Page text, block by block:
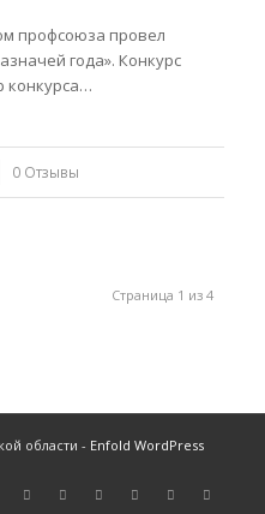
профсоюза провел
года». Конкурс
конкурса…
0 Отзывы
Страница 1 из 4
области - Enfold WordPress